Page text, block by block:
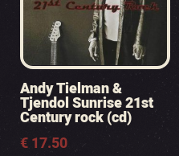
Andy Tielman &
Tjendol Sunrise 21st
Century rock (cd)
€17.50